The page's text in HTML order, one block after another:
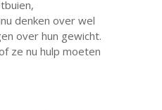
denken over wel
over hun gewicht.
ze nu hulp moeten